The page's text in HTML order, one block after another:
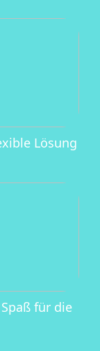
Lösung
für die